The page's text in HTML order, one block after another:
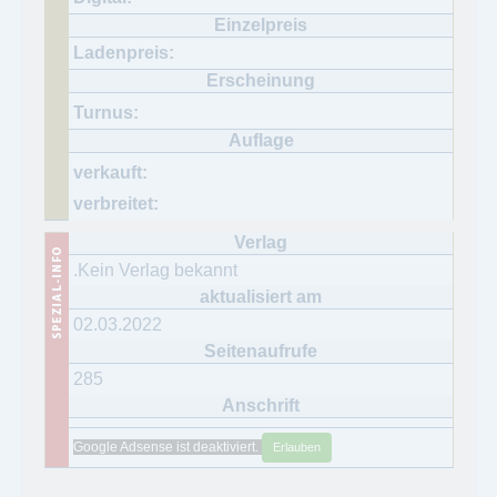
.Kein Verlag bekannt
02.03.2022
285
Google Adsense ist deaktiviert. Erlauben